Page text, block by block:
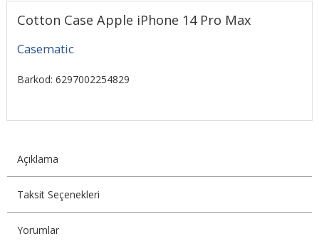
Cotton Case Apple iPhone 14 Pro Max
Casematic
Barkod: 6297002254829
Açıklama
Taksit Seçenekleri
Yorumlar